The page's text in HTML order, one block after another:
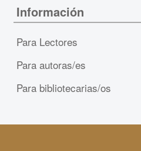
Información
Para Lectores
Para autoras/es
Para bibliotecarias/os